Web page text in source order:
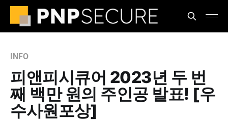
INFO
피앤피시큐어 2023년 두 번
째 백만 원의 주인공 발표! [우
수사원포상]